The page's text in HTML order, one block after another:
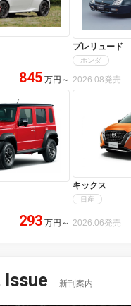
845 万円 ～
プレリュード
ホンダ
2026.08発売
293 万円 ～
キックス
日産
2026.06発売
Issue 新刊案内